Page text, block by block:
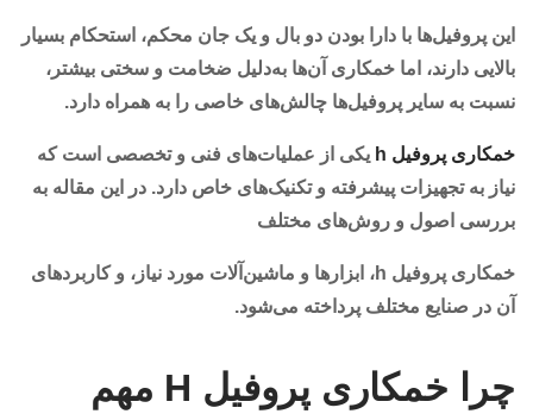
این پروفیل‌ها با دارا بودن دو بال و یک جان محکم، استحکام بسیار
بالایی دارند، اما خمکاری آن‌ها به‌دلیل ضخامت و سختی بیشتر،
نسبت به سایر پروفیل‌ها چالش‌های خاصی را به همراه دارد.
خمکاری پروفیل h
یکی از عملیات‌های فنی و تخصصی است که
نیاز به تجهیزات پیشرفته و تکنیک‌های خاص دارد. در این مقاله به
بررسی اصول و روش‌های مختلف
خمکاری پروفیل h، ابزارها و ماشین‌آلات مورد نیاز، و کاربردهای
آن در صنایع مختلف پرداخته می‌شود.
چرا خمکاری پروفیل H مهم